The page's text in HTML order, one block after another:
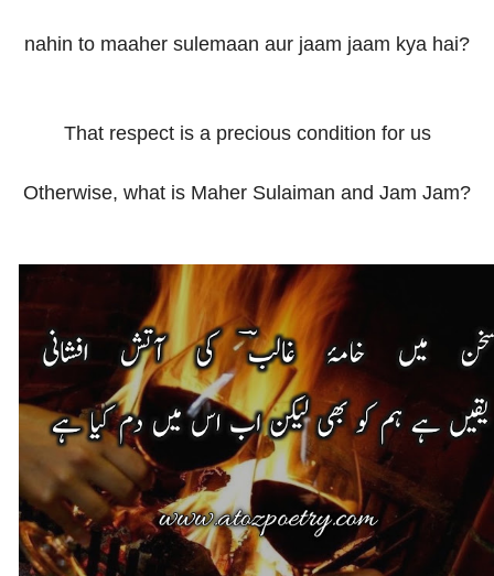
nahin to maaher sulemaan aur jaam jaam kya hai?
That respect is a precious condition for us
Otherwise, what is Maher Sulaiman and Jam Jam?